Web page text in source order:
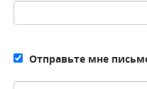
Отправьте мне